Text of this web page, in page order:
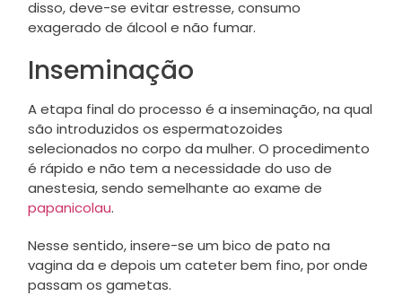
disso, deve-se evitar estresse, consumo
exagerado de álcool e não fumar.
Inseminação
A etapa final do processo é a inseminação, na qual
são introduzidos os espermatozoides
selecionados no corpo da mulher. O procedimento
é rápido e não tem a necessidade do uso de
anestesia, sendo semelhante ao exame de
papanicolau.
Nesse sentido, insere-se um bico de pato na
vagina da e depois um cateter bem fino, por onde
passam os gametas.